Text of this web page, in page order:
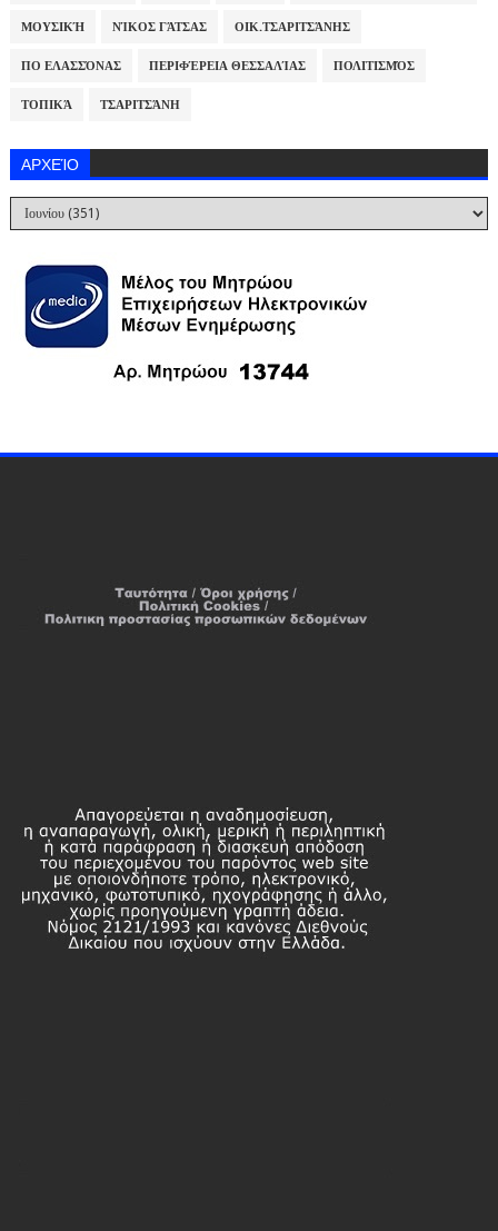
ΜΟΥΣΙΚΉ ΝΊΚΟΣ ΓΆΤΣΑΣ ΟΙΚ.ΤΣΑΡΙΤΣΆΝΗΣ
ΠΟ ΕΛΑΣΣΌΝΑΣ ΠΕΡΙΦΈΡΕΙΑ ΘΕΣΣΑΛΊΑΣ ΠΟΛΙΤΙΣΜΌΣ
ΤΟΠΙΚΆ ΤΣΑΡΙΤΣΆΝΗ
ΑΡΧΕΊΟ